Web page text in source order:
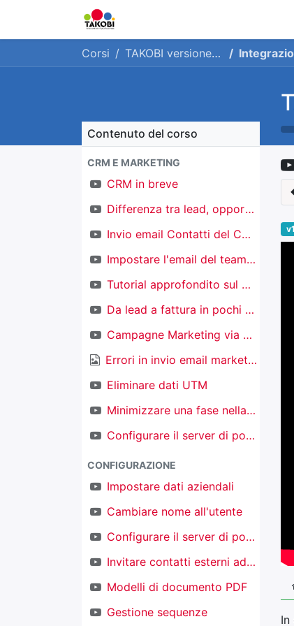
Corsi TAKOBI versione 12
Contenuto del corso
CRM E MARKETING
CRM in breve
Differenza tra lead, opportunità e contatti
Invio email Contatti del CRM
Impostare l'email del team di vendita
Tutorial approfondito sul CRM
Da lead a fattura in pochi click
Campagne Marketing via email
Errori in invio email marketing
Eliminare dati UTM
Minimizzare una fase nella kanban nel CRM
Configurare il server di posta in ingresso per creare nuovi oggetti
CONFIGURAZIONE
Impostare dati aziendali
Cambiare nome all'utente
Configurare il server di posta in uscita
Invitare contatti esterni ad accedere al proprio TAKOBI
Modelli di documento PDF
Gestione sequenze
In